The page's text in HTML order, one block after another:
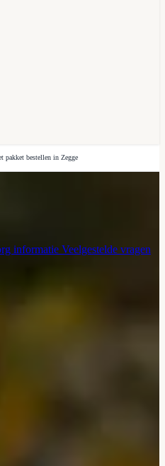
informatie Veelgestelde vragen
pakket bestellen in Zegge